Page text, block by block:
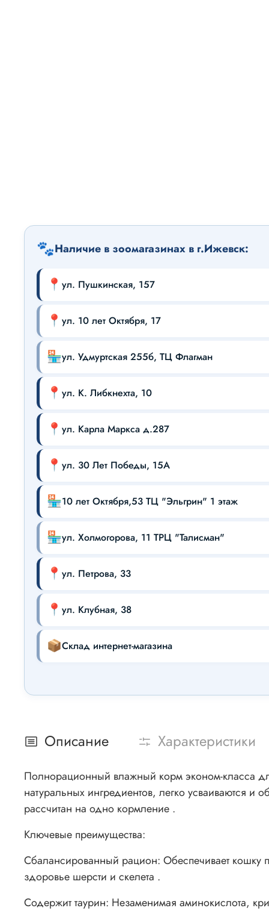
🐾Наличие в зоомагазинах в г.Ижевск:
📍 ул. Пушкинская, 157
📍 ул. 10 лет Октября, 17
🏪ул. Удмуртская 255б, ТЦ Флагман
📍 ул. К. Либкнехта, 10
📍 ул. Карла Маркса д.287
📍 ул. 30 Лет Победы, 15А
🏪10 лет Октября,53 ТЦ "Эльгрин" 1 этаж
🏪ул. Холмогорова, 11 ТРЦ "Талисман"
📍 ул. Петрова, 33
📍 ул. Клубная, 38
📦Склад интернет-магазина
Описание Характеристики
Полнорационный влажный корм эконом-класса
натуральных ингредиентов, легко усваиваются
рассчитан на одно кормление .
Ключевые преимущества:
Сбалансированный рацион: Обеспечивает кошку
здоровье шерсти и скелета .
Содержит таурин: Незаменимая аминокислота,